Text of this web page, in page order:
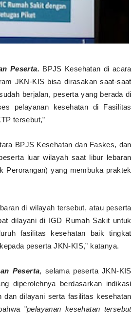
Peserta. BPJS Kesehatan di acara
JKN-KIS bisa dirasakan saat-saat
berjalan, peserta yang berada di
pelayanan kesehatan di Fasilitas
tersebut,”
BPJS Kesehatan dan Faskes, dan
luar wilayah saat libur lebaran
Perorangan) yang membuka praktek
di wilayah tersebut, atau peserta
dilayani di IGD Rumah Sakit untuk
fasilitas kesehatan baik tingkat
peserta JKN-KIS,” katanya.
Peserta, selama peserta JKN-KIS
diperolehnya berdasarkan indikasi
dilayani serta fasilitas kesehatan
"pelayanan kesehatan tersebut